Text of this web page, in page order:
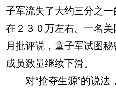
子军流失了大约三分之
在２３０万左右。一名
月批评说，童子军试图
成员数量继续下滑。
对“抢夺生源”的说法